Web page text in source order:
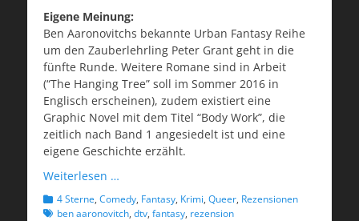
Eigene Meinung:
Ben Aaronovitchs bekannte Urban Fantasy Reihe
um den Zauberlehrling Peter Grant geht in die
fünfte Runde. Weitere Romane sind in Arbeit
(“The Hanging Tree” soll im Sommer 2016 in
Englisch erscheinen), zudem existiert eine
Graphic Novel mit dem Titel “Body Work”, die
zeitlich nach Band 1 angesiedelt ist und eine
eigene Geschichte erzählt.
Weiterlesen …
Kategorien
4 Sterne, Comedy, Fantasy, Krimi, Queer, Rezensionen
ben aaronovitch, dtv, fantasy, rezension